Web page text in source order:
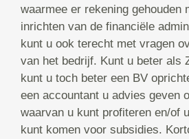
waarmee er rekening gehouden
inrichten van de financiële
kunt u ook terecht met vragen
van het bedrijf. Kunt u beter als
kunt u toch beter een BV
een accountant u advies geven
waarvan u kunt profiteren en/of
kunt komen voor subsidies.